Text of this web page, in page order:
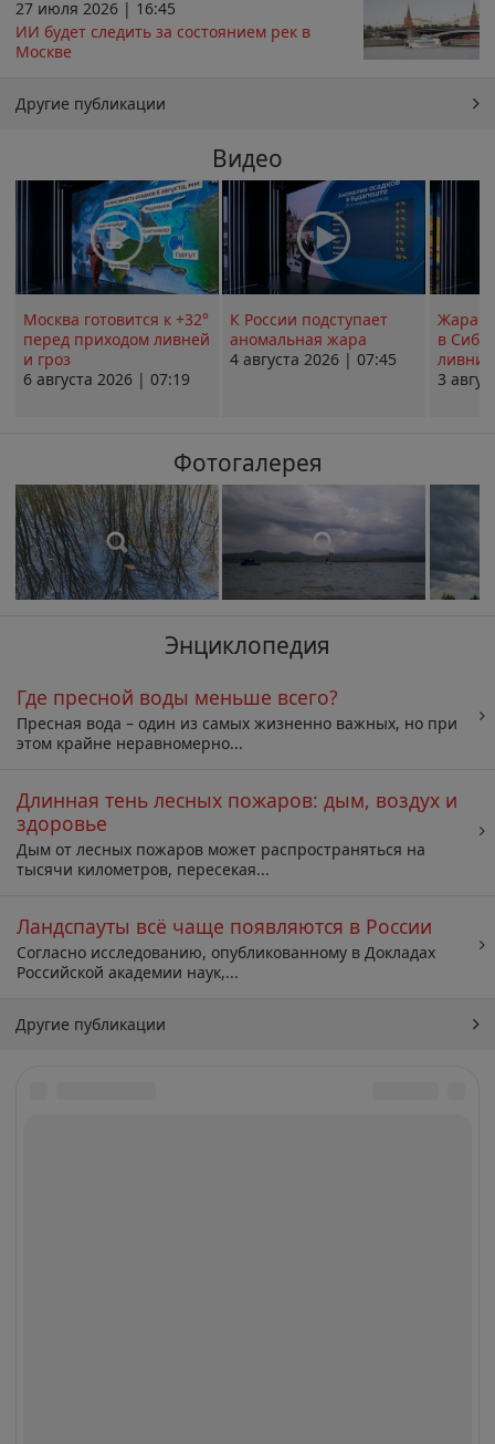
27 июля 2026 | 16:45
ИИ будет следить за состоянием рек в
Москве
Другие публикации
Видео
Москва готовится к +32°
перед приходом ливней
и гроз
6 августа 2026 | 07:19
К России подступает
аномальная жара
4 августа 2026 | 07:45
Жара в
в
ливни
3
Фотогалерея
Энциклопедия
Где пресной воды меньше всего?
Пресная вода – один из самых жизненно важных, но при
этом крайне неравномерно...
Длинная тень лесных пожаров: дым, воздух и
здоровье
Дым от лесных пожаров может распространяться на
тысячи километров, пересекая...
Ландспауты всё чаще появляются в России
Согласно исследованию, опубликованному в Докладах
Российской академии наук,...
Другие публикации